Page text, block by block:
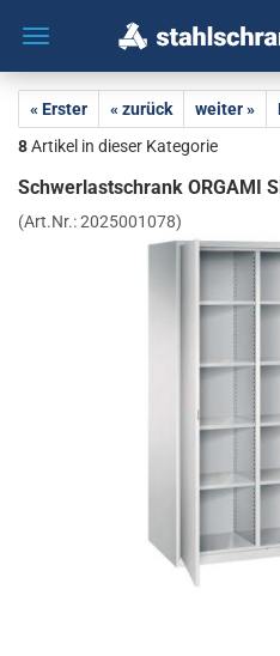
« Erster « zurück weiter »
8Artikel in dieser Kategorie
Schwer­last­schrank OR­GA­MI
(Art.Nr.:2025001078)